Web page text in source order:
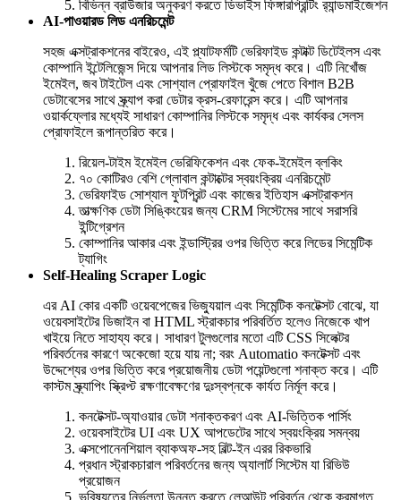
বিভিন্ন ব্রাউজার অনুকরণ করতে ডিভাইস ফিঙ্গারপ্রিন্টিং র‍্যান্ডমাইজেশন
AI-পাওয়ারড লিড এনরিচমেন্ট
সহজ এক্সট্রাকশনের বাইরেও, এই প্ল্যাটফর্মটি ভেরিফাইড কন্টাক্ট ডিটেইলস এবং
কোম্পানি ইন্টেলিজেন্স দিয়ে আপনার লিড লিস্টকে সমৃদ্ধ করে। এটি নিখোঁজ
ইমেইল, জব টাইটেল এবং সোশ্যাল প্রোফাইল খুঁজে পেতে বিশাল B2B
ডেটাবেসের সাথে স্ক্র্যাপ করা ডেটার ক্রস-রেফারেন্স করে। এটি আপনার
ওয়ার্কফ্লোর মধ্যেই সাধারণ কোম্পানির লিস্টকে সমৃদ্ধ এবং কার্যকর সেলস
প্রোফাইলে রূপান্তরিত করে।
রিয়েল-টাইম ইমেইল ভেরিফিকেশন এবং ফেক-ইমেইল ব্লকিং
৭০ কোটিরও বেশি গ্লোবাল কন্টাক্টের স্বয়ংক্রিয় এনরিচমেন্ট
ভেরিফাইড সোশ্যাল ফুটপ্রিন্ট এবং কাজের ইতিহাস এক্সট্রাকশন
তাত্ক্ষণিক ডেটা সিঙ্কিংয়ের জন্য CRM সিস্টেমের সাথে সরাসরি
ইন্টিগ্রেশন
কোম্পানির আকার এবং ইন্ডাস্ট্রির ওপর ভিত্তি করে লিডের সিমেন্টিক
ট্যাগিং
Self-Healing Scraper Logic
এর AI কোর একটি ওয়েবপেজের ভিজ্যুয়াল এবং সিমেন্টিক কনটেক্সট বোঝে, যা
ওয়েবসাইটের ডিজাইন বা HTML স্ট্রাকচার পরিবর্তিত হলেও নিজেকে খাপ
খাইয়ে নিতে সাহায্য করে। সাধারণ টুলগুলোর মতো এটি CSS সিলেক্টর
পরিবর্তনের কারণে অকেজো হয়ে যায় না; বরং Automatio কনটেক্সট এবং
উদ্দেশ্যের ওপর ভিত্তি করে প্রয়োজনীয় ডেটা পয়েন্টগুলো শনাক্ত করে। এটি
কাস্টম স্ক্র্যাপিং স্ক্রিপ্ট রক্ষণাবেক্ষণের দুঃস্বপ্নকে কার্যত নির্মূল করে।
কনটেক্সট-অ্যাওয়ার ডেটা শনাক্তকরণ এবং AI-ভিত্তিক পার্সিং
ওয়েবসাইটের UI এবং UX আপডেটের সাথে স্বয়ংক্রিয় সমন্বয়
এক্সপোনেনশিয়াল ব্যাকঅফ-সহ বিল্ট-ইন এরর রিকভারি
প্রধান স্ট্রাকচারাল পরিবর্তনের জন্য অ্যালার্ট সিস্টেম যা রিভিউ
প্রয়োজন
ভবিষ্যতের নির্ভুলতা উন্নত করতে লেআউট পরিবর্তন থেকে ক্রমাগত